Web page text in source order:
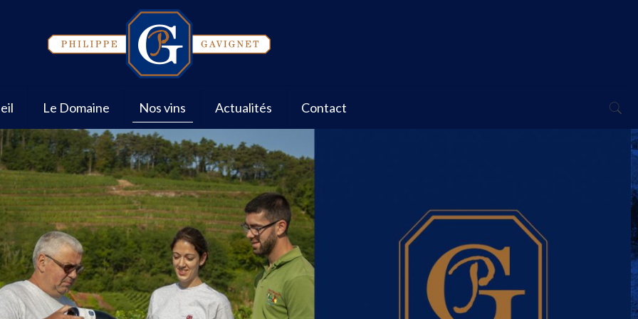
Le Domaine Nos vins Actualités Contact